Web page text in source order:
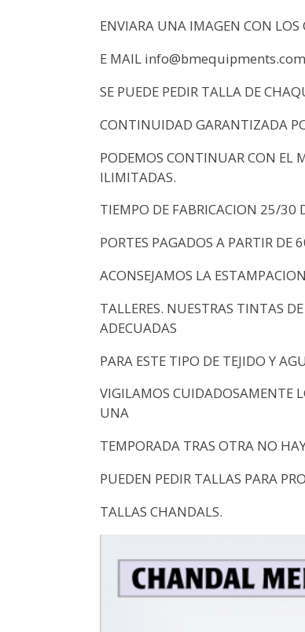
ENVIARA UNA IMAGEN CON LOS
E MAIL
SE PUEDE PEDIR TALLA DE
CONTINUIDAD GARANTIZADA
PODEMOS CONTINUAR CON EL
ILIMITADAS.
TIEMPO DE FABRICACION 25/30
PORTES PAGADOS A PARTIR DE
ACONSEJAMOS LA
TALLERES. NUESTRAS TINTAS
ADECUADAS
PARA ESTE TIPO DE TEJIDO Y
VIGILAMOS CUIDADOSAMENTE
UNA
TEMPORADA TRAS OTRA NO
PUEDEN PEDIR TALLAS PARA
TALLAS CHANDALS.